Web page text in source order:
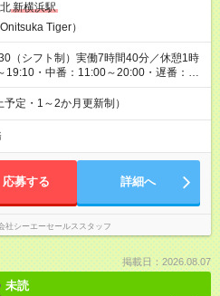
北新横浜駅
Tiger）
（シフト制）実働7時間40分／休憩1時
19:10・中番：11:00～20:00・遅番：
定・1～2か月更新制）
応募する 詳細へ
社シーエーセールススタッフ
掲載日：2026.08.07
未読